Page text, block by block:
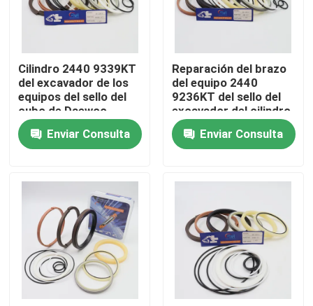
Hogar
Vídeos
Sobre nosotros
Cilindro 2440 9339KT
del excavador de los
equipos del sello del
cubo de Daewoo
DH220 5
Enviar Consulta
Reparación del brazo
del equipo 2440
9236KT del sello del
excavador del cilindro
de Daewoo DH220 5
Enviar Consulta